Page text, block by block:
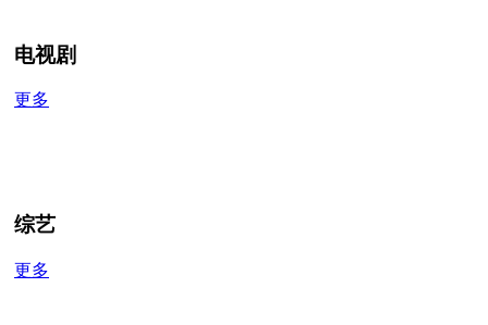
电视剧
更多
综艺
更多